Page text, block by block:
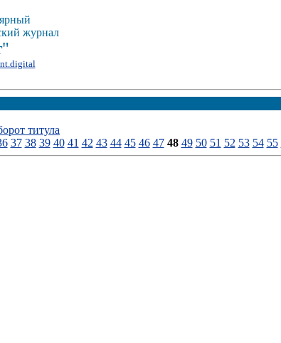
журнал
титула
37 38 39 40 41 42 43 44 45 46 47 48 49 50 51 52 53 54 55